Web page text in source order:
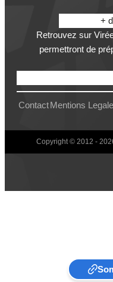
+
Retrouvez sur
permettront de
Contact Mentions
Copyright © 2012 -